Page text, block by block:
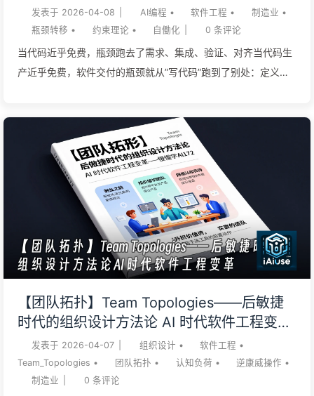
学AI173
发表于 2026-04-08 AI编程 • 软件工程 • 制造业 •
瓶颈转移 • 约束理论 • 自働化 0 条评论
当代码近乎免费，瓶颈跑去了需求、集成、验证、对齐当代码生
产近乎免费，软件交付的瓶颈就从”写代码”跑到了别处：定义对
演。制造业 40 年前就趟过这条路：每当一道工序变便宜，瓶颈
不会消失，它只是挪到下一道最贵的工序。看懂这一点，你就能
解释一个普遍的困惑：AI 编程工具全公司铺开了，写代码明显快
了，交付速度却没怎么变。 一位制造业集团的 CIO 给我看他过
去半年的数据。IT 团队 80 多人，全面上了 AI 编程工具，单看
代码产出，人均提交量和合并速度都涨了三成以上。但业务侧的
体感完全不同：一个智能排产的小功能，从立项到上线还是 3 个
月起。他原以为工具能带来 2 倍提速，结果只买到了”代码写得
忙、业务更急。” 他假设错了瓶颈的位置。他的真实瓶颈是另一
回事：每一个新功能都要穿过 MES、ERP、质检系统、车间终
端，外加一套监管报送口径，集成和联调吃掉了大部分工期；而
AI 生成的代码，...
【团队拓扑】Team Topologies——后敏捷
时代的组织设计方法论 AI 时代软件工程变革
——慢慢学AI172
发表于 2026-04-07 组织设计 • 软件工程 •
Team_Topologies • 团队拓扑 • 认知负荷 • 逆康威操作 •
制造业
0 条评论